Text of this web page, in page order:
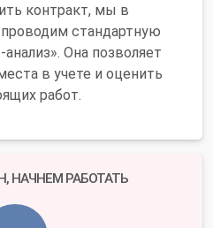
контракт, мы в
стандартную
Она позволяет
в учете и оценить
работ.
НАЧНЕМ РАБОТАТЬ